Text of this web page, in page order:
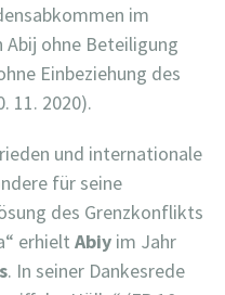
im
Abij ohne Beteiligung
Einbeziehung des
11. 2020).
und internationale
für seine
des Grenzkonflikts
erhielt Abiy im Jahr
. In seiner Dankesrede